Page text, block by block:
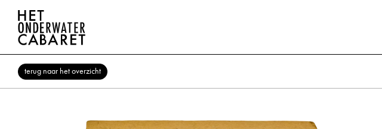
terug naar het overzicht